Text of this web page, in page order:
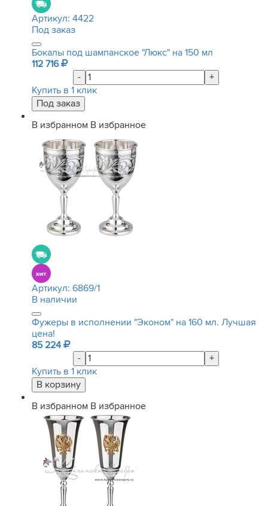
Артикул: 4422
Под заказ
Бокалы под шампанское "Люкс" на 150 мл
112 716
-
+
Купить в 1 клик
В избранном В избранное
Артикул: 6869/1
В наличии
Фужеры в исполнении "Эконом" на 160 мл. Лучшая
цена!
85 224
-
+
Купить в 1 клик
В избранном В избранное